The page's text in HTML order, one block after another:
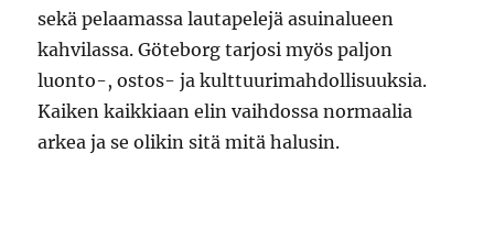
sekä pelaamassa lautapelejä asuinalueen
kahvilassa. Göteborg tarjosi myös paljon
luonto-, ostos- ja kulttuurimahdollisuuksia.
Kaiken kaikkiaan elin vaihdossa normaalia
arkea ja se olikin sitä mitä halusin.